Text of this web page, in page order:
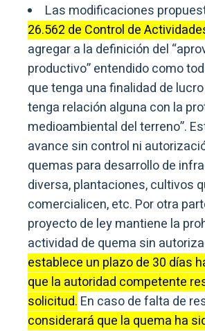
Las modificaciones
26.562 de Control de
agregar a la definición del
productivo” entendido como
que tenga una finalidad de
tenga relación alguna con la
medioambiental del terreno”.
avance sin control ni
quemas para desarrollo de
diversa, plantaciones, cultivos
comercialicen, etc. Por otra
proyecto de ley mantiene la
actividad de quema sin
establece un plazo de 30 días
que la autoridad competente
solicitud. En caso de falta de
considerará que la quema ha